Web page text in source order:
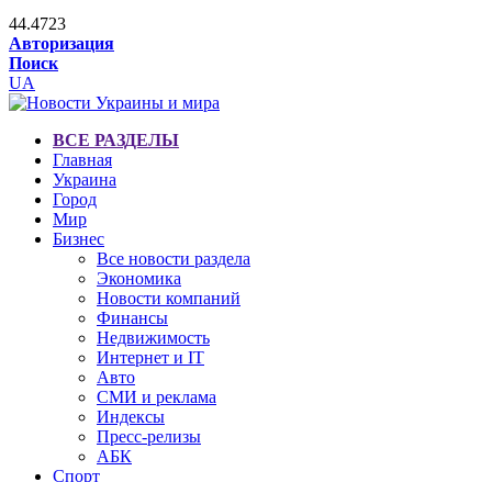
44.4723
Авторизация
Поиск
UA
ВСЕ РАЗДЕЛЫ
Главная
Украина
Город
Мир
Бизнес
Все новости раздела
Экономика
Новости компаний
Финансы
Недвижимость
Интернет и IT
Авто
СМИ и реклама
Индексы
Пресс-релизы
АБК
Спорт